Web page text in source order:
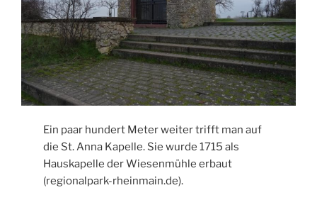
Ein paar hundert Meter weiter trifft man auf
die St. Anna Kapelle. Sie wurde 1715 als
Hauskapelle der Wiesenmühle erbaut
(regionalpark-rheinmain.de).